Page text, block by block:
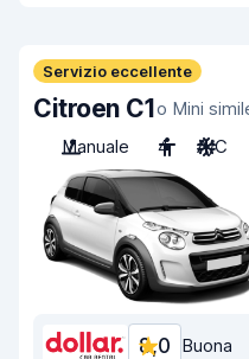
Servizio eccellente
Citroen C1o Mini
Manuale
4 A/C
8,0 Buona